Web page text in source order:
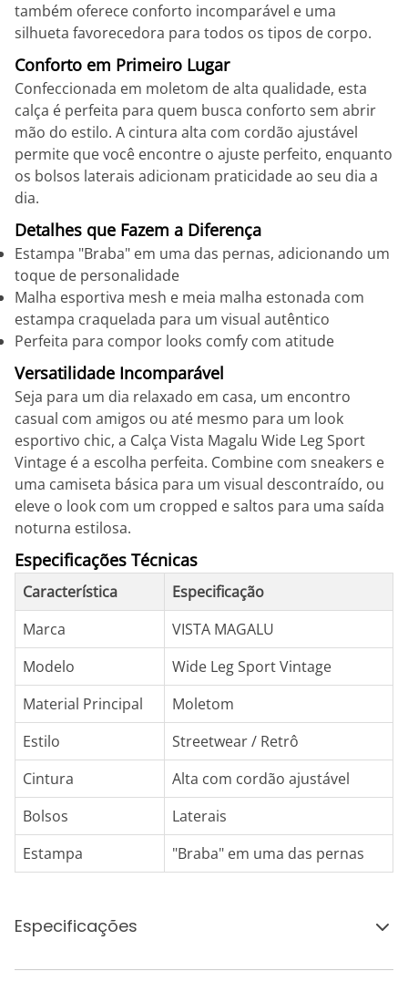
também oferece conforto incomparável e uma
silhueta favorecedora para todos os tipos de corpo.
Conforto em Primeiro Lugar
Confeccionada em moletom de alta qualidade, esta
calça é perfeita para quem busca conforto sem abrir
mão do estilo. A cintura alta com cordão ajustável
permite que você encontre o ajuste perfeito, enquanto
os bolsos laterais adicionam praticidade ao seu dia a
dia.
Detalhes que Fazem a Diferença
Estampa "Braba" em uma das pernas, adicionando um
toque de personalidade
Malha esportiva mesh e meia malha estonada com
estampa craquelada para um visual autêntico
Perfeita para compor looks comfy com atitude
Versatilidade Incomparável
Seja para um dia relaxado em casa, um encontro
casual com amigos ou até mesmo para um look
esportivo chic, a Calça Vista Magalu Wide Leg Sport
Vintage é a escolha perfeita. Combine com sneakers e
uma camiseta básica para um visual descontraído, ou
eleve o look com um cropped e saltos para uma saída
noturna estilosa.
Especificações Técnicas
Característica
Especificação
Marca
VISTA MAGALU
Modelo
Wide Leg Sport Vintage
Material Principal
Moletom
Estilo
Streetwear / Retrô
Cintura
Alta com cordão ajustável
Bolsos
Laterais
Estampa
"Braba" em uma das pernas
Especificações